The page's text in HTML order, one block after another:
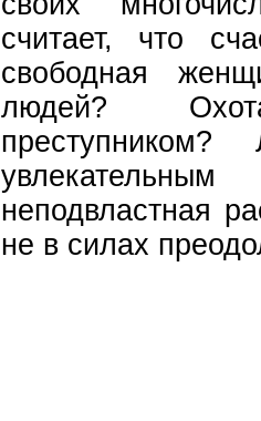
считает, что
свободная
людей?
неподвластная
не в силах